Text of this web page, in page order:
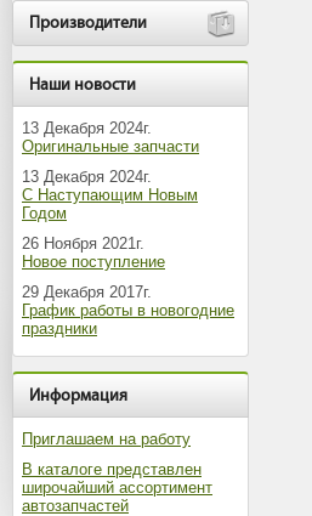
Производители
Наши новости
13 Декабря 2024г.
Оригинальные запчасти
13 Декабря 2024г.
С Наступающим Новым
Годом
26 Ноября 2021г.
Новое поступление
29 Декабря 2017г.
График работы в новогодние
праздники
Информация
Приглашаем на работу
В каталоге представлен
широчайший ассортимент
автозапчастей